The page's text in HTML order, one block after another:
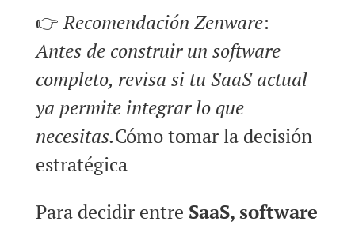
👉Recomendación Zenware:
Antes de construir un software
completo, revisa si tu SaaS actual
ya permite integrar lo que
necesitas.Cómo tomar la decisión
estratégica
Para decidir entre SaaS, software